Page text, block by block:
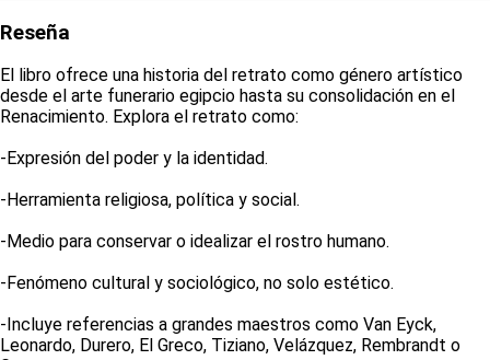
Reseña
El libro ofrece una historia del retrato como género artístico
desde el arte funerario egipcio hasta su consolidación en el
Renacimiento. Explora el retrato como:
-Expresión del poder y la identidad.
-Herramienta religiosa, política y social.
-Medio para conservar o idealizar el rostro humano.
-Fenómeno cultural y sociológico, no solo estético.
-Incluye referencias a grandes maestros como Van Eyck,
Leonardo, Durero, El Greco, Tiziano, Velázquez, Rembrandt o